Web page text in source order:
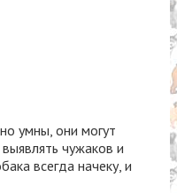
умны, они могут
чужаков и
всегда начеку, и